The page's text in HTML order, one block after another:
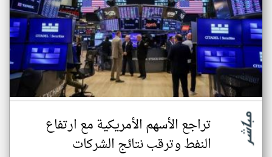
تراجع الأسهم الأمريكية مع ارتفاع
النفط وترقب نتائج الشركات